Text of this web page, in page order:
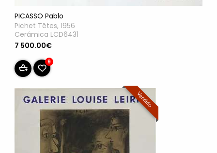
PICASSO Pablo
Pichet Têtes, 1956
Cerámica LCD6431
7 500.00€
9
Vendido